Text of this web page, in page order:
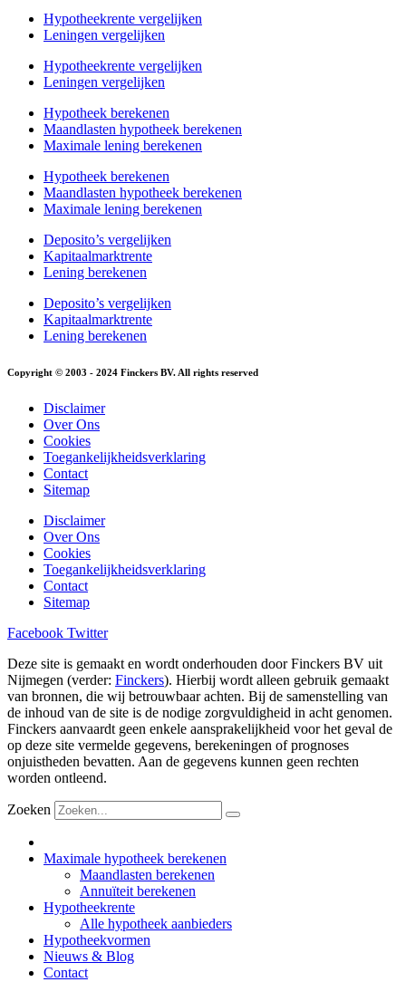
Hypotheekrente vergelijken
Leningen vergelijken
Hypotheekrente vergelijken
Leningen vergelijken
Hypotheek berekenen
Maandlasten hypotheek berekenen
Maximale lening berekenen
Hypotheek berekenen
Maandlasten hypotheek berekenen
Maximale lening berekenen
Deposito’s vergelijken
Kapitaalmarktrente
Lening berekenen
Deposito’s vergelijken
Kapitaalmarktrente
Lening berekenen
Copyright © 2003 - 2024 Finckers BV. All rights reserved
Disclaimer
Over Ons
Cookies
Toegankelijkheidsverklaring
Contact
Sitemap
Disclaimer
Over Ons
Cookies
Toegankelijkheidsverklaring
Contact
Sitemap
Facebook Twitter
Deze site is gemaakt en wordt onderhouden door Finckers BV uit
Nijmegen (verder: Finckers). Hierbij wordt alleen gebruik gemaakt
van bronnen, die wij betrouwbaar achten. Bij de samenstelling van
de inhoud van de site is de nodige zorgvuldigheid in acht genomen.
Finckers aanvaardt geen enkele aansprakelijkheid voor het geval de
op deze site vermelde gegevens, berekeningen of prognoses
onjuistheden bevatten. Aan de gegevens kunnen geen rechten
worden ontleend.
Zoeken
Maximale hypotheek berekenen
Maandlasten berekenen
Annuïteit berekenen
Hypotheekrente
Alle hypotheek aanbieders
Hypotheekvormen
Nieuws & Blog
Contact